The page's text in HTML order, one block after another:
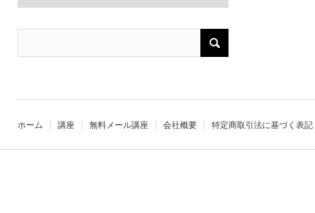
ホーム 講座 無料メール講座 会社概要 特定商取引法に基づく表記